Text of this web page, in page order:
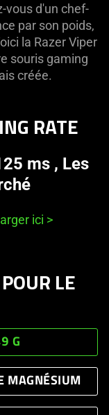
vous d'un chef-
par son poids,
la Razer Viper
souris gaming
créée.
RATE
ms , Les
ici >
LE
G
MAGNÉSIUM